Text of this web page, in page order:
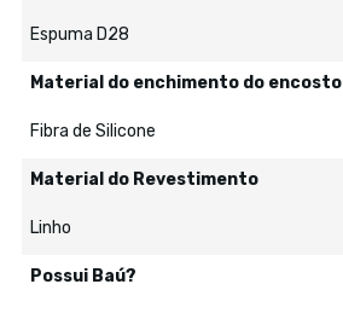
Espuma D28
Material do enchimento do encosto
Fibra de Silicone
Material do Revestimento
Linho
Possui Baú?